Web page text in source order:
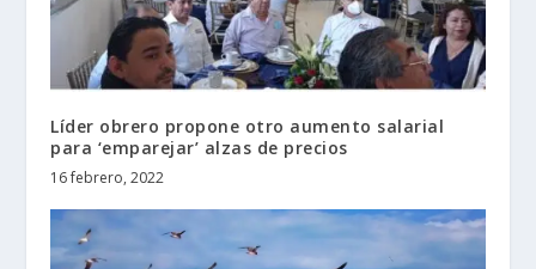
Líder obrero propone otro aumento salarial
para ‘emparejar’ alzas de precios
16 febrero, 2022